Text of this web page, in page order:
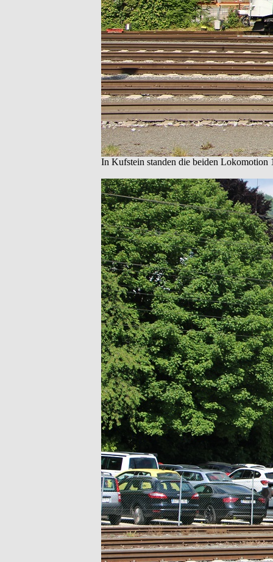
In Kufstein standen die beiden Lokomotion